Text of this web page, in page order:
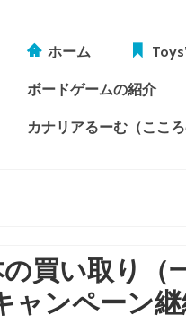
ホーム
ボードゲームの紹介
カナリアるーむ（こころ
買い取り（
ンペーン継